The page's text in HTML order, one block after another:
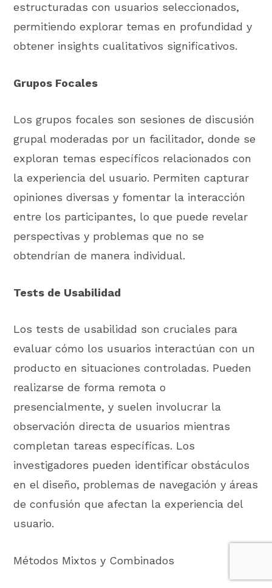
estructuradas con usuarios seleccionados,
permitiendo explorar temas en profundidad y
obtener insights cualitativos significativos.
Grupos Focales
Los grupos focales son sesiones de discusión
grupal moderadas por un facilitador, donde se
exploran temas específicos relacionados con
la experiencia del usuario. Permiten capturar
opiniones diversas y fomentar la interacción
entre los participantes, lo que puede revelar
perspectivas y problemas que no se
obtendrían de manera individual.
Tests de Usabilidad
Los tests de usabilidad son cruciales para
evaluar cómo los usuarios interactúan con un
producto en situaciones controladas. Pueden
realizarse de forma remota o
presencialmente, y suelen involucrar la
observación directa de usuarios mientras
completan tareas específicas. Los
investigadores pueden identificar obstáculos
en el diseño, problemas de navegación y áreas
de confusión que afectan la experiencia del
usuario.
Métodos Mixtos y Combinados